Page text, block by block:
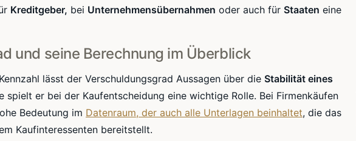
Kreditgeber, bei Unternehmensübernahmen oder auch für Staaten eine
und seine Berechnung im Überblick
lässt der Verschuldungsgrad Aussagen über die Stabilität eines
spielt er bei der Kaufentscheidung eine wichtige Rolle. Bei Firmenkäufen
Bedeutung im Datenraum, der auch alle Unterlagen beinhaltet, die das
Kaufinteressenten bereitstellt.